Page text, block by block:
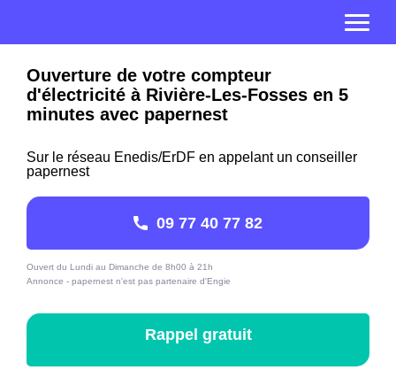
Ouverture de votre compteur
d'électricité à Rivière-Les-Fosses en 5
minutes avec papernest
Sur le réseau Enedis/ErDF en appelant un conseiller
papernest
09 77 40 77 82
Ouvert du Lundi au Dimanche de 8h00 à 21h
Annonce - papernest n'est pas partenaire d'Engie
Rappel gratuit